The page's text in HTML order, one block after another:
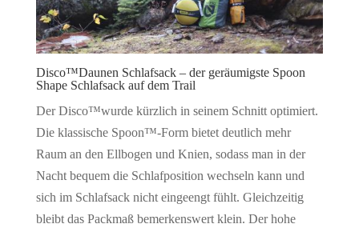
Disco™Daunen Schlafsack – der geräumigste Spoon
Shape Schlafsack auf dem Trail
Der Disco™wurde kürzlich in seinem Schnitt optimiert.
Die klassische Spoon™-Form bietet deutlich mehr
Raum an den Ellbogen und Knien, sodass man in der
Nacht bequem die Schlafposition wechseln kann und
sich im Schlafsack nicht eingeengt fühlt. Gleichzeitig
bleibt das Packmaß bemerkenswert klein. Der hohe